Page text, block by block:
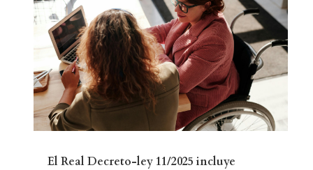
El Real Decreto-ley 11/2025 incluye